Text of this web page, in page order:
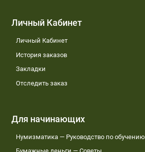
Личный Кабинет
Личный Кабинет
История заказов
Закладки
Отследить заказ
Для начинающих
Нумизматика — Руководство по обучению